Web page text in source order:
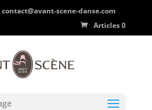
contact@avant-scene-danse.com
Articles 0